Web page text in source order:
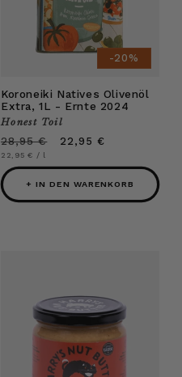
-20%
Koroneiki Natives Olivenöl
Extra, 1L - Ernte 2024
Anbieter:
Honest Toil
Normaler
Preis
28,95 € Verkaufspreis
22,95 €
Grundpreis
22,95 € / pro
l
+ IN DEN WARENKORB